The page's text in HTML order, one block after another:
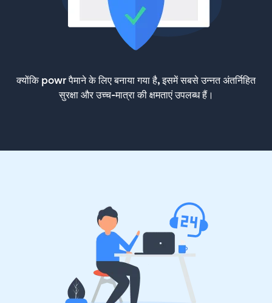
क्योंकि powr पैमाने के लिए बनाया गया है, इसमें सबसे उन्नत अंतर्निहित
सुरक्षा और उच्च-मात्रा की क्षमताएं उपलब्ध हैं।